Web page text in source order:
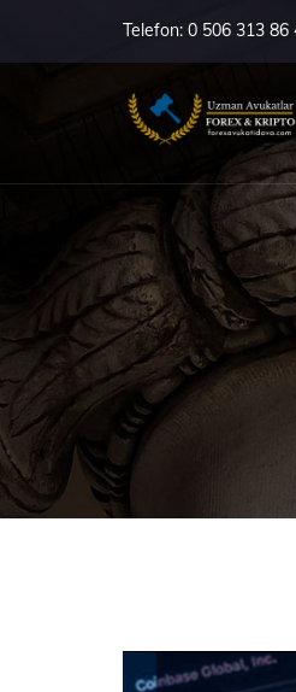
Telefon: 0 506 313 86